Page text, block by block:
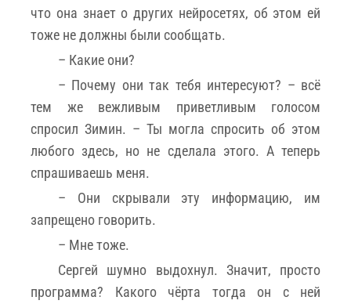
что она знает о других нейросетях, об этом ей
тоже не должны были сообщать.
– Какие они?
– Почему они так тебя интересуют? – всё
тем же вежливым приветливым голосом
спросил Зимин. – Ты могла спросить об этом
любого здесь, но не сделала этого. А теперь
спрашиваешь меня.
– Они скрывали эту информацию, им
запрещено говорить.
– Мне тоже.
Сергей шумно выдохнул. Значит, просто
программа? Какого чёрта тогда он с ней